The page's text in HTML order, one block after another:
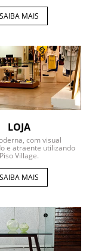
SAIBA MAIS
LOJA
com visual
e atraente utilizando
Piso Village.
SAIBA MAIS